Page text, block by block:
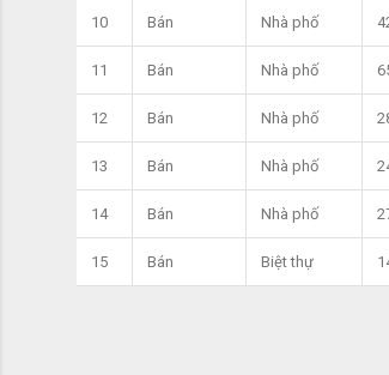
10 Bán Nhà phố
11 Bán Nhà phố
12 Bán Nhà phố
13 Bán Nhà phố
14 Bán Nhà phố
15 Bán Biệt thự